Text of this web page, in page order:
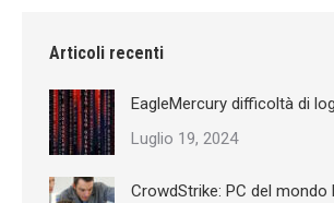
Articoli recenti
EagleMercury difficoltà di
Luglio 19, 2024
CrowdStrike: PC del mondo